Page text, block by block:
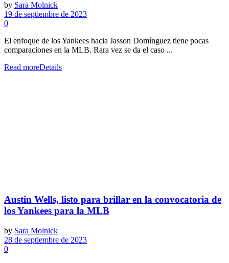
by Sara Molnick
19 de septiembre de 2023
0
El enfoque de los Yankees hacia Jasson Domínguez tiene pocas
comparaciones en la MLB. Rara vez se da el caso ...
Read moreDetails
Austin Wells, listo para brillar en la convocatoria de
los Yankees para la MLB
by Sara Molnick
28 de septiembre de 2023
0